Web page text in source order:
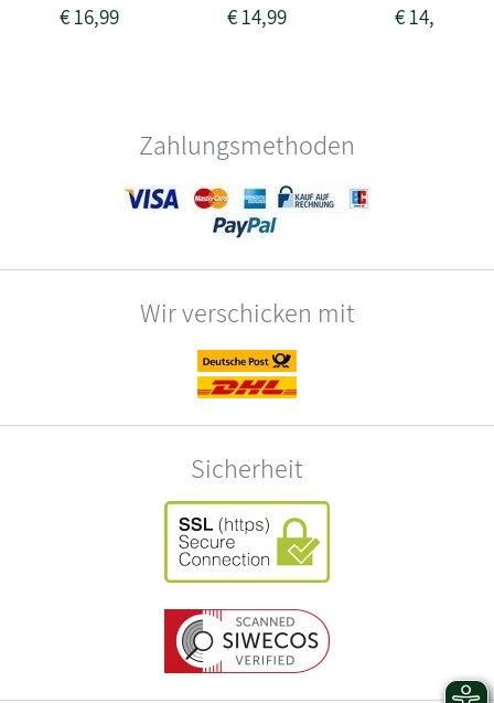
€16,99 €14,99 €14,99
Zahlungsmethoden
Wir verschicken mit
Sicherheit